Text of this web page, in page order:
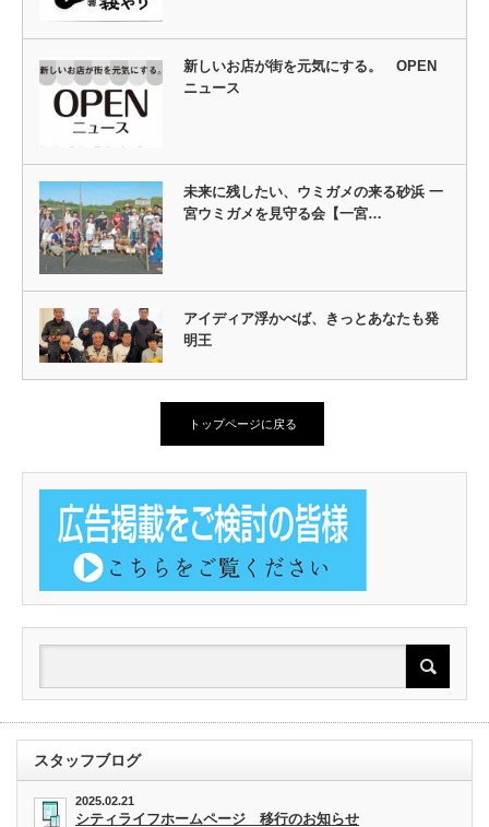
新しいお店が街を元気にする。 OPEN
ニュース
未来に残したい、ウミガメの来る砂浜 一
宮ウミガメを見守る会【一宮…
アイディア浮かべば、きっとあなたも発
明王
トップページに戻る
スタッフブログ
2025.02.21
シティライフホームページ 移行のお知らせ